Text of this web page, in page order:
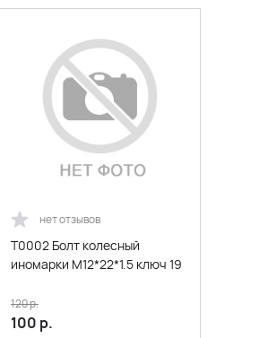
нет отзывов
T0002 Болт колесный
иномарки М12*22*1.5 ключ 19
100 р.
120р.